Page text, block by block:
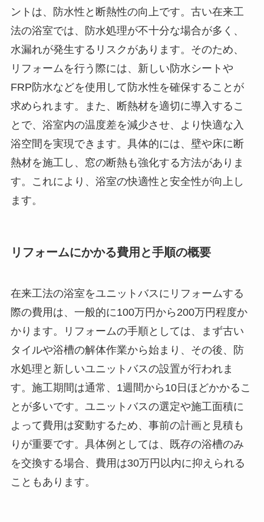
ントは、防水性と断熱性の向上です。古い在来工
法の浴室では、防水処理が不十分な場合が多く、
水漏れが発生するリスクがあります。そのため、
リフォームを行う際には、新しい防水シートや
FRP防水などを使用して防水性を確保することが
求められます。また、断熱材を適切に導入するこ
とで、浴室内の温度差を減少させ、より快適な入
浴空間を実現できます。具体的には、壁や床に断
熱材を施工し、窓の断熱も強化する方法がありま
す。これにより、浴室の快適性と安全性が向上し
ます。
リフォームにかかる費用と手順の概要
在来工法の浴室をユニットバスにリフォームする
際の費用は、一般的に100万円から200万円程度か
かります。リフォームの手順としては、まず古い
タイルや浴槽の解体作業から始まり、その後、防
水処理と新しいユニットバスの設置が行われま
す。施工期間は通常、1週間から10日ほどかかるこ
とが多いです。ユニットバスの選定や施工面積に
よって費用は変動するため、事前の計画と見積も
りが重要です。具体例としては、既存の浴槽のみ
を交換する場合、費用は30万円以内に抑えられる
こともあります。